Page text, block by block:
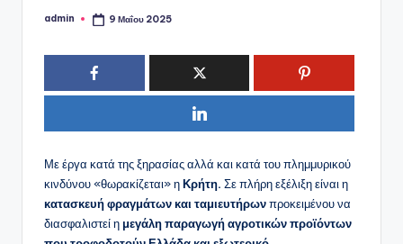
Συγγραφέας:
admin 9 Μαΐου 2025
Με έργα κατά της ξηρασίας αλλά και κατά του πλημμυρικού
κινδύνου «θωρακίζεται» ηΚρήτη. Σε πλήρη εξέλιξη είναι η
κατασκευή φραγμάτων και ταμιευτήρωνπροκειμένου να
διασφαλιστεί η μεγάλη παραγωγή αγροτικών προϊόντων